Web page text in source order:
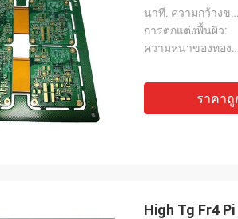
นาที. ความกว้างของเส้น:
การตกแต่งพื้นผิว:
ความหนาของทองแดง:
ราคา
High Tg Fr4